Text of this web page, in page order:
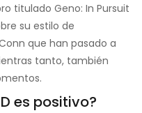
titulado Geno: In Pursuit
su estilo de
que han pasado a
tanto, también
es positivo?